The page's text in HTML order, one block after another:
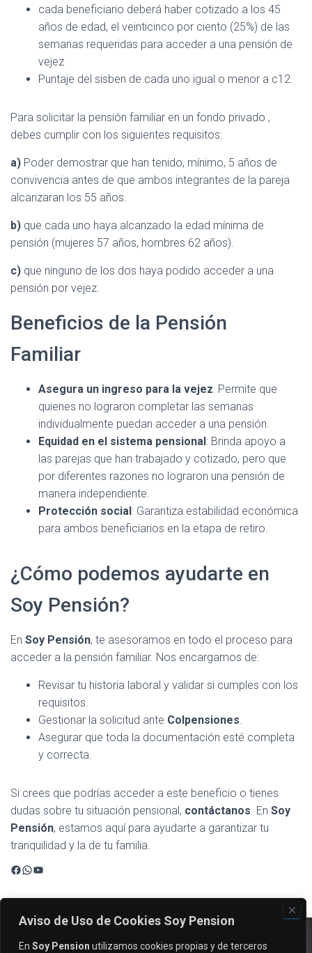
Aviso de Uso de Cookies Soy Pension
En Soy Pension utilizamos cookies propias y de terceros
cada beneficiario deberá haber cotizado a los 45
años de edad, el veinticinco por ciento (25%) de las
semanas requeridas para acceder a una pensión de
vejez
Puntaje del sisben de cada uno igual o menor a c12.
Para solicitar la pensión familiar en un fondo privado ,
debes cumplir con los siguientes requisitos:
a) Poder demostrar que han tenido, mínimo, 5 años de
convivencia antes de que ambos integrantes de la pareja
alcanzaran los 55 años.
b) que cada uno haya alcanzado la edad mínima de
pensión (mujeres 57 años, hombres 62 años).
c) que ninguno de los dos haya podido acceder a una
pensión por vejez.
Beneficios de la Pensión
Familiar
Asegura un ingreso para la vejez: Permite que
quienes no lograron completar las semanas
individualmente puedan acceder a una pensión.
Equidad en el sistema pensional: Brinda apoyo a
las parejas que han trabajado y cotizado, pero que
por diferentes razones no lograron una pensión de
manera independiente.
Protección social: Garantiza estabilidad económica
para ambos beneficiarios en la etapa de retiro.
¿Cómo podemos ayudarte en
Soy Pensión?
En Soy Pensión, te asesoramos en todo el proceso para
acceder a la pensión familiar. Nos encargamos de:
Revisar tu historia laboral y validar si cumples con los
requisitos.
Gestionar la solicitud ante Colpensiones.
Asegurar que toda la documentación esté completa
y correcta.
Si crees que podrías acceder a este beneficio o tienes
dudas sobre tu situación pensional, contáctanos. En Soy
Pensión, estamos aquí para ayudarte a garantizar tu
tranquilidad y la de tu familia.
Facebook
WhatsApp
YouTube